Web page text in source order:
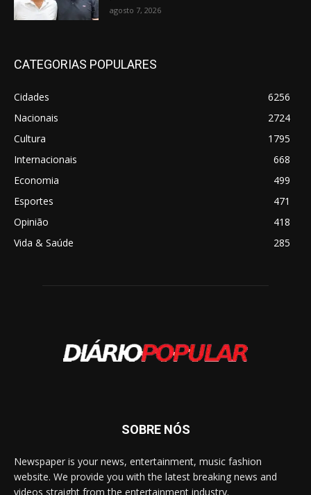
agosto 7, 2026
CATEGORIAS POPULARES
Cidades
6256
Nacionais
2724
Cultura
1795
Internacionais
668
Economia
499
Esportes
471
Opinião
418
Vida & Saúde
285
SOBRE NÓS
Newspaper is your news, entertainment, music fashion
website. We provide you with the latest breaking news and
videos straight from the entertainment industry.